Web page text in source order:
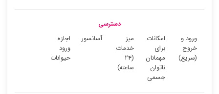
دسترسی
ورود و
خروج
(سریع)
امکانات
برای
مهمانان
ناتوان
جسمی
میز
خدمات
(۲۴
ساعته)
آسانسور
اجازه
ورود
حیوانات